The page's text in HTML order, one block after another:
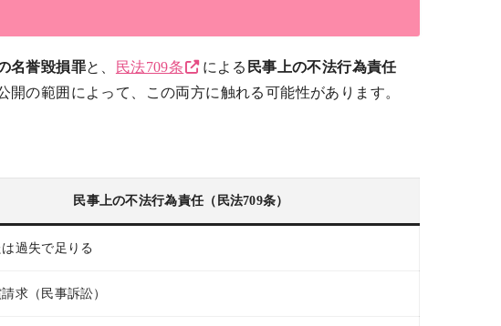
名誉毀損罪と、 民法709条 による 民事上の不法行為責任
の範囲によって、この両方に触れる可能性があります。
民事上の不法行為責任（民法709条）
過失で足りる
求（民事訴訟）